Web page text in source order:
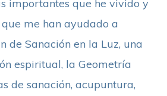
importantes que he vivido y
me han ayudado a
de Sanación en la Luz, una
espiritual, la Geometría
de sanación, acupuntura,